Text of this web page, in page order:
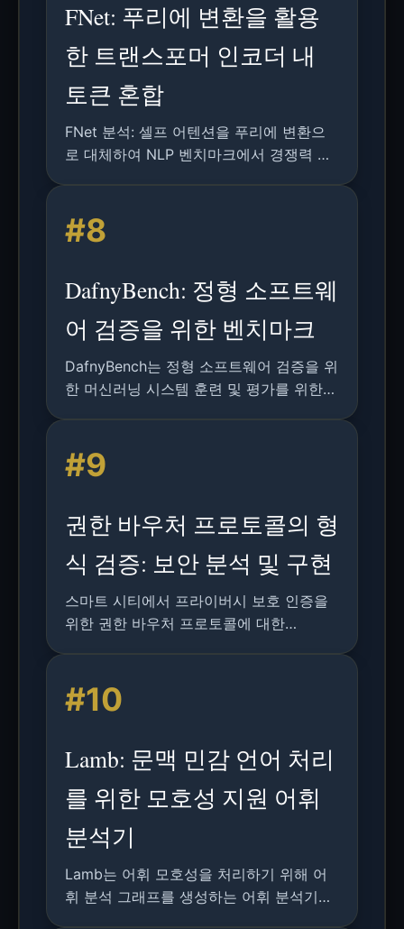
FNet: 푸리에 변환을 활용
한 트랜스포머 인코더 내
토큰 혼합
FNet 분석: 셀프 어텐션을 푸리에 변환으
로 대체하여 NLP 벤치마크에서 경쟁력 있
#8
DafnyBench: 정형 소프트웨
어 검증을 위한 벤치마크
DafnyBench는 정형 소프트웨어 검증을 위
한 머신러닝 시스템 훈련 및 평가를 위한
#9
권한 바우처 프로토콜의 형
식 검증: 보안 분석 및 구현
스마트 시티에서 프라이버시 보호 인증을
위한 권한 바우처 프로토콜에 대한
#10
Lamb: 문맥 민감 언어 처리
를 위한 모호성 지원 어휘
분석기
Lamb는 어휘 모호성을 처리하기 위해 어
휘 분석 그래프를 생성하는 어휘 분석기로,